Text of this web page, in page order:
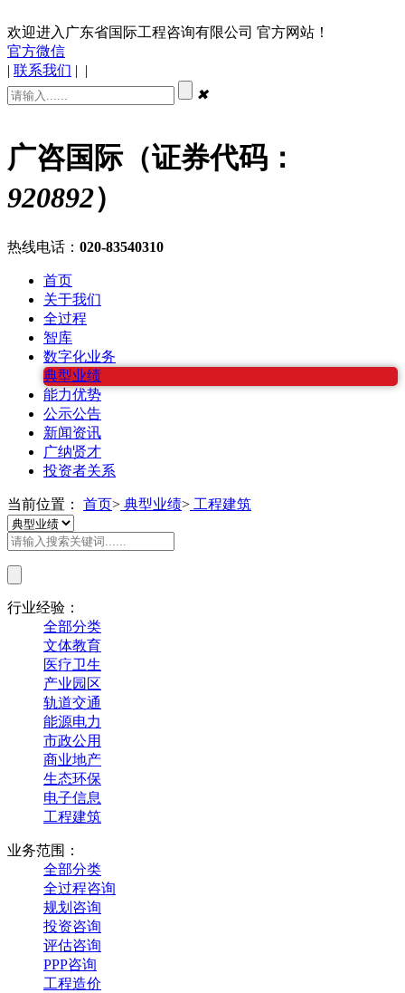
欢迎进入广东省国际工程咨询有限公司 官方网站！
官方微信
| 联系我们 | |
✖
广咨国际（证券代码：
920892）
热线电话： 020-83540310
首页
关于我们
全过程
智库
数字化业务
典型业绩
能力优势
公示公告
新闻资讯
广纳贤才
投资者关系
当前位置： 首页> 典型业绩> 工程建筑
行业经验：
全部分类
文体教育
医疗卫生
产业园区
轨道交通
能源电力
市政公用
商业地产
生态环保
电子信息
工程建筑
业务范围：
全部分类
全过程咨询
规划咨询
投资咨询
评估咨询
PPP咨询
工程造价